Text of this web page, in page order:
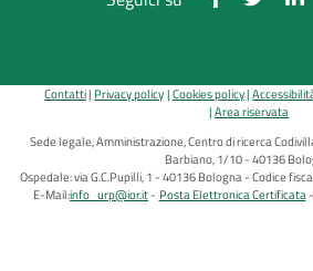
Contatti Privacy policy Cookies policy
Area riservata
Sede legale, Amministrazione, Centro di ricerca
Barbiano, 1/10 - 40136
Ospedale: via G.C.Pupilli, 1 - 40136 Bologna - Codice
E-Mail:info_urp@ior.it Posta Elettronica Certificata